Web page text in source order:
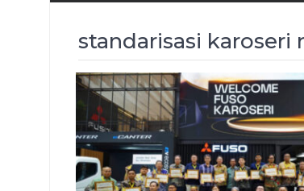
standarisasi karoseri